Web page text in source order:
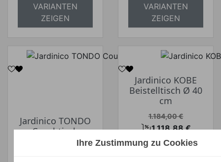
VARIANTEN
ZEIGEN
VARIANTEN
ZEIGEN
Jardinico TONDO
Couchtisch
Verkaufspreis
3.326,00 €
Jardinico KOBE
Beistelltisch Ø 40
cm
Verkaufspreis
1.184,00 €
1.118,88 €
Ihr Spar-Preis
Ihre Zustimmung zu Cookies